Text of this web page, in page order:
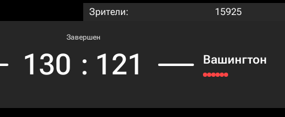
Зрители:
15925
Завершен
130 : 121 Вашингтон